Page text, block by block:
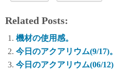
Related Posts:
機材の使用感。
今日のアクアリウム(9/17)。
今日のアクアリウム(06/12)